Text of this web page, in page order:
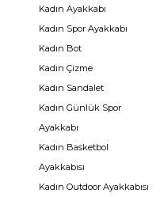
Kadın Ayakkabı
Kadın Spor Ayakkabı
Kadın Bot
Kadın Çizme
Kadın Sandalet
Kadın Günlük Spor
Ayakkabı
Kadın Basketbol
Ayakkabısı
Kadın Outdoor Ayakkabısı